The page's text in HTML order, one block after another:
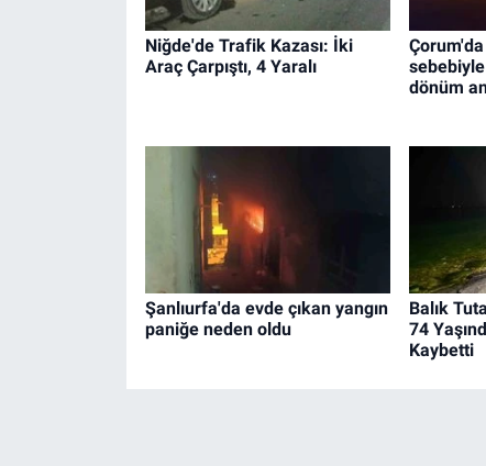
Niğde'de Trafik Kazası: İki
Araç Çarpıştı, 4 Yaralı
dönüm
Şanlıurfa'da evde çıkan yangın
paniğe neden oldu
Balık
74
Kaybetti